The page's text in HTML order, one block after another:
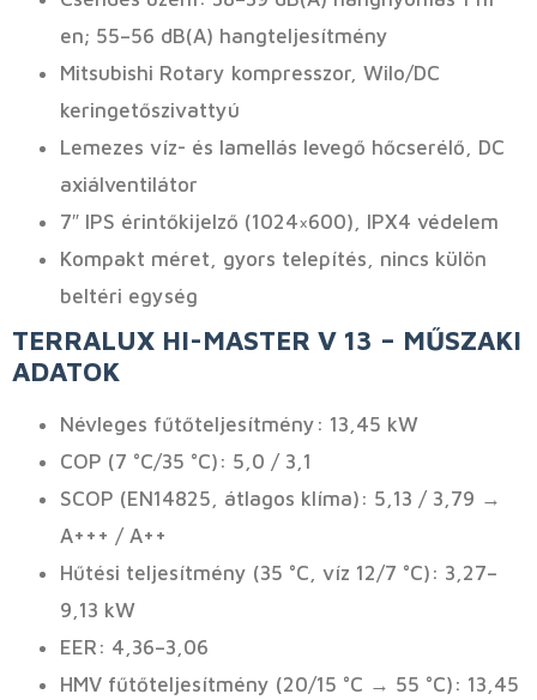
en; 55–56 dB(A) hangteljesítmény
Mitsubishi Rotary kompresszor, Wilo/DC
keringetőszivattyú
Lemezes víz- és lamellás levegő hőcserélő, DC
axiálventilátor
7″ IPS érintőkijelző (1024×600), IPX4 védelem
Kompakt méret, gyors telepítés, nincs külön
beltéri egység
TERRALUX HI-MASTER V 13 – MŰSZAKI
ADATOK
Névleges fűtőteljesítmény: 13,45 kW
COP (7 °C/35 °C): 5,0 / 3,1
SCOP (EN14825, átlagos klíma): 5,13 / 3,79 →
A+++ / A++
Hűtési teljesítmény (35 °C, víz 12/7 °C): 3,27–
9,13 kW
EER: 4,36–3,06
HMV fűtőteljesítmény (20/15 °C → 55 °C): 13,45